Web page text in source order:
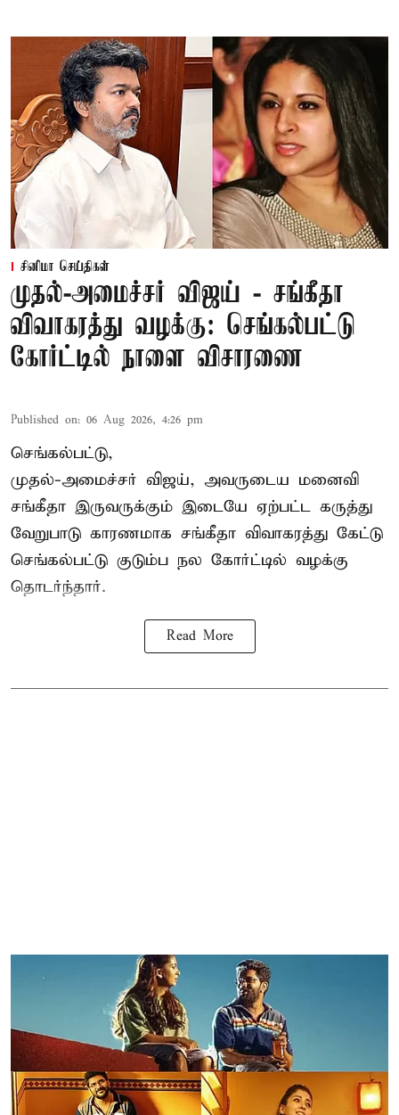
சினிமா செய்திகள்
முதல்-அமைச்சர் விஜய் - சங்கீதா
விவாகரத்து வழக்கு: செங்கல்பட்டு
கோர்ட்டில் நாளை விசாரணை
Published on: 06 Aug 2026, 4:26 pm
செங்கல்பட்டு,
முதல்-அமைச்சர் விஜய், அவருடைய மனைவி
சங்கீதா இருவருக்கும் இடையே ஏற்பட்ட கருத்து
வேறுபாடு காரணமாக சங்கீதா விவாகரத்து கேட்டு
செங்கல்பட்டு குடும்ப நல கோர்ட்டில் வழக்கு
தொடர்ந்தார்.
Read More